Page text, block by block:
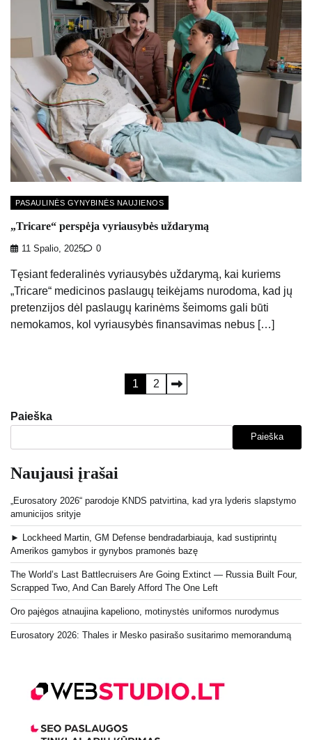
PASAULINĖS GYNYBINĖS NAUJIENOS
„Tricare“ perspėja vyriausybės uždarymą
11 Spalio, 2025 0
Tęsiant federalinės vyriausybės uždarymą, kai kuriems
„Tricare“ medicinos paslaugų teikėjams nurodoma, kad jų
pretenzijos dėl paslaugų karinėms šeimoms gali būti
nemokamos, kol vyriausybės finansavimas nebus […]
puslapiavimas
1 2
Paieška
Paieška
Naujausi įrašai
„Eurosatory 2026“ parodoje KNDS patvirtina, kad yra lyderis slapstymo
amunicijos srityje
► Lockheed Martin, GM Defense bendradarbiauja, kad sustiprintų
Amerikos gamybos ir gynybos pramonės bazę
The World’s Last Battlecruisers Are Going Extinct — Russia Built Four,
Scrapped Two, And Can Barely Afford The One Left
Oro pajėgos atnaujina kapeliono, motinystės uniformos nurodymus
Eurosatory 2026: Thales ir Mesko pasirašo susitarimo memorandumą